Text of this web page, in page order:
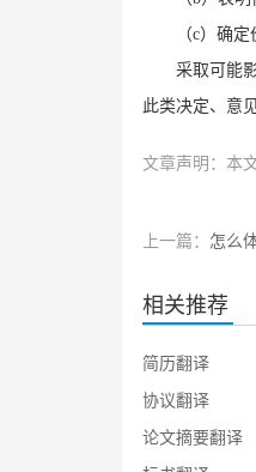
（c）确定
采取可能
此类决定、意
文章声明：本
上一篇： 怎么
相关推荐
简历翻译
协议翻译
论文摘要翻译